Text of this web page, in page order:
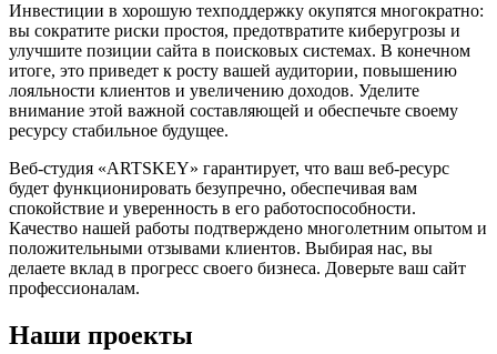
Инвестиции в хорошую техподдержку окупятся многократно:
вы сократите риски простоя, предотвратите киберугрозы и
улучшите позиции сайта в поисковых системах. В конечном
итоге, это приведет к росту вашей аудитории, повышению
лояльности клиентов и увеличению доходов. Уделите
внимание этой важной составляющей и обеспечьте своему
ресурсу стабильное будущее.
Веб-студия «ARTSKEY» гарантирует, что ваш веб-ресурс
будет функционировать безупречно, обеспечивая вам
спокойствие и уверенность в его работоспособности.
Качество нашей работы подтверждено многолетним опытом и
положительными отзывами клиентов. Выбирая нас, вы
делаете вклад в прогресс своего бизнеса. Доверьте ваш сайт
профессионалам.
Наши проекты